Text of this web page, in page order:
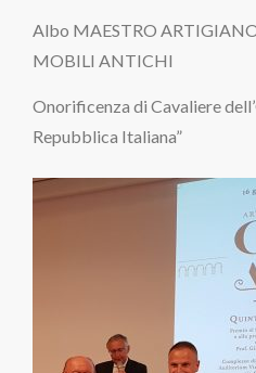
Albo MAESTRO
MOBILI ANTICHI
Onorificenza di Cavaliere
Repubblica Italiana”